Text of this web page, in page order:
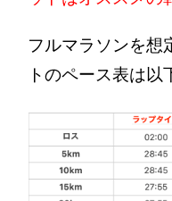
フルマラソンを想
トのペース表は以